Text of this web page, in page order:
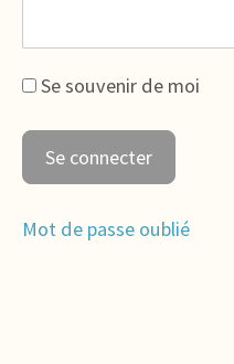
Se souvenir de moi
Mot de passe oublié